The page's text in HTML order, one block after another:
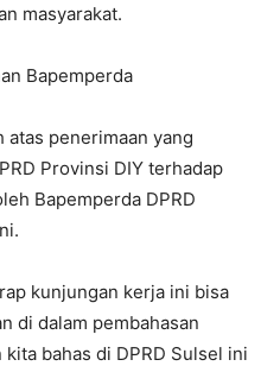
masyarakat.
Bapemperda
atas penerimaan yang
Provinsi DIY terhadap
Bapemperda DPRD
kunjungan kerja ini bisa
di dalam pembahasan
bahas di DPRD Sulsel ini